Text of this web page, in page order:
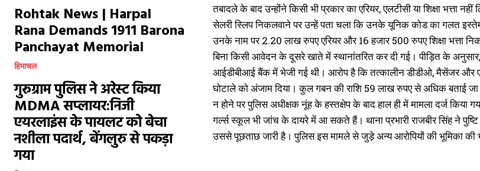
Rohtak News | Harpal
Rana Demands 1911 Barona
Panchayat Memorial
हिमाचल
गुरुग्राम पुलिस ने अरेस्ट किया
MDMA सप्लायर:निजी
एयरलाइंस के पायलट को बेचा
नशीला पदार्थ, बेंगलुरु से पकड़ा
गया
तबादले के बाद उन्होंने किसी भी प्रकार का एरियर, एलटीसी या शिक्षा
सेलरी स्लिप निकलवाने पर उन्हें पता चला कि उनके यूनिक कोड का गलत
उनके नाम पर 2.20 लाख रुपए एरियर और 16 हजार 500 रुपए शिक्षा भत्ता
बिना किसी आवेदन के दूसरे खाते में स्थानांतरित कर दी गई। पीड़ित के
आईडीबीआई बैंक में भेजी गई थी। आरोप है कि तत्कालीन डीडीओ, मैसेंजर
घोटाले को अंजाम दिया। कुल गबन की राशि 59 लाख रुपए से अधिक बताई जा
न होने पर पुलिस अधीक्षक नूंह के हस्तक्षेप के बाद हाल ही में मामला दर्ज
गर्ल्स स्कूल भी जांच के दायरे में आ सकते हैं। थाना प्रभारी राजबीर सिंह ने
उससे पूछताछ जारी है। पुलिस इस मामले से जुड़े अन्य आरोपियों की भूमिका की